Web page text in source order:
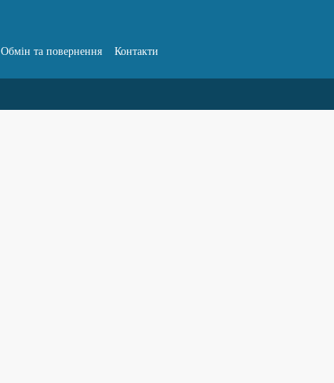
Обмін та повернення Контакти